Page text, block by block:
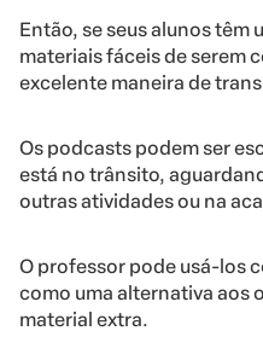
Então, se seus alunos têm
materiais fáceis de serem
excelente maneira de
Os podcasts podem ser
está no trânsito,
outras atividades ou na
O professor pode usá-los
como uma alternativa aos
material extra.